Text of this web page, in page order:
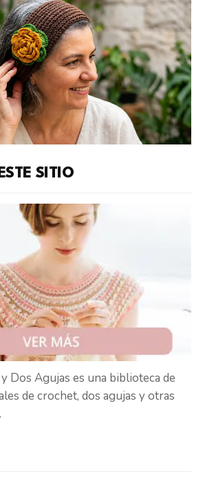
SITIO
Dos Agujas es una biblioteca de
de crochet, dos agujas y otras